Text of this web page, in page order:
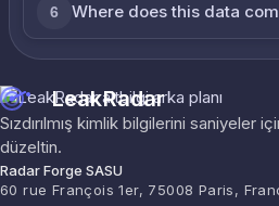
6 Where does this data
LeakRadar
Sızdırılmış kimlik bilgilerini saniyeler
düzeltin.
Radar Forge SASU
60 rue François 1er, 75008 Paris,